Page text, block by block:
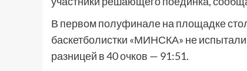
В первом полуфинале на площадке
баскетболистки «МИНСКА» не
разницей в 40 очков — 91:51.